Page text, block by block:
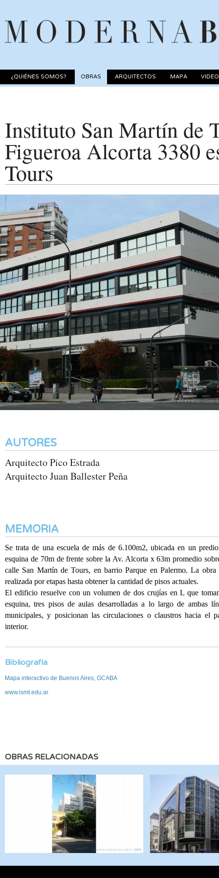
¿QUIÉNES SOMOS? OBRAS ARQUITECTOS MAPA
Instituto San Martín de
Figueroa Alcorta 3380
Tours
AUTORES
Arquitecto Pico Estrada
Arquitecto Juan Ballester Peña
MEMORIA
Se trata de una escuela de más de 6.100m2, ubicada en un
esquina de 70m de frente sobre la Av. Alcorta x 63m promedio
calle San Martín de Tours, en barrio Parque en Palermo. La obra
realizada por etapas hasta obtener la cantidad de pisos actuales.
El edificio resuelve con un volumen de dos crujías en L que
esquina, tres pisos de aulas desarrolladas a lo largo de ambas
municipales, y posicionan las circulaciones o claustros hacia el
interior.
Bibliografía
Mapa interactivo de Buenos Aires, GCABA
www.ismt.edu.ar
OBRAS RELACIONADAS